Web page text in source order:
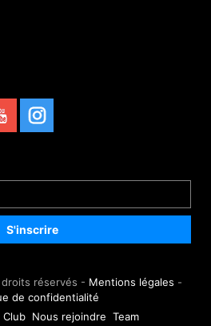
réservés - Mentions légales -
de confidentialité
Club Nous rejoindre Team